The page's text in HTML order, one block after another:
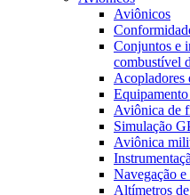
Aviônicos
Conjuntos e
combustível
Acopladores
Aviônica de
Simulação
Aviônica
Navegação
Altímetros